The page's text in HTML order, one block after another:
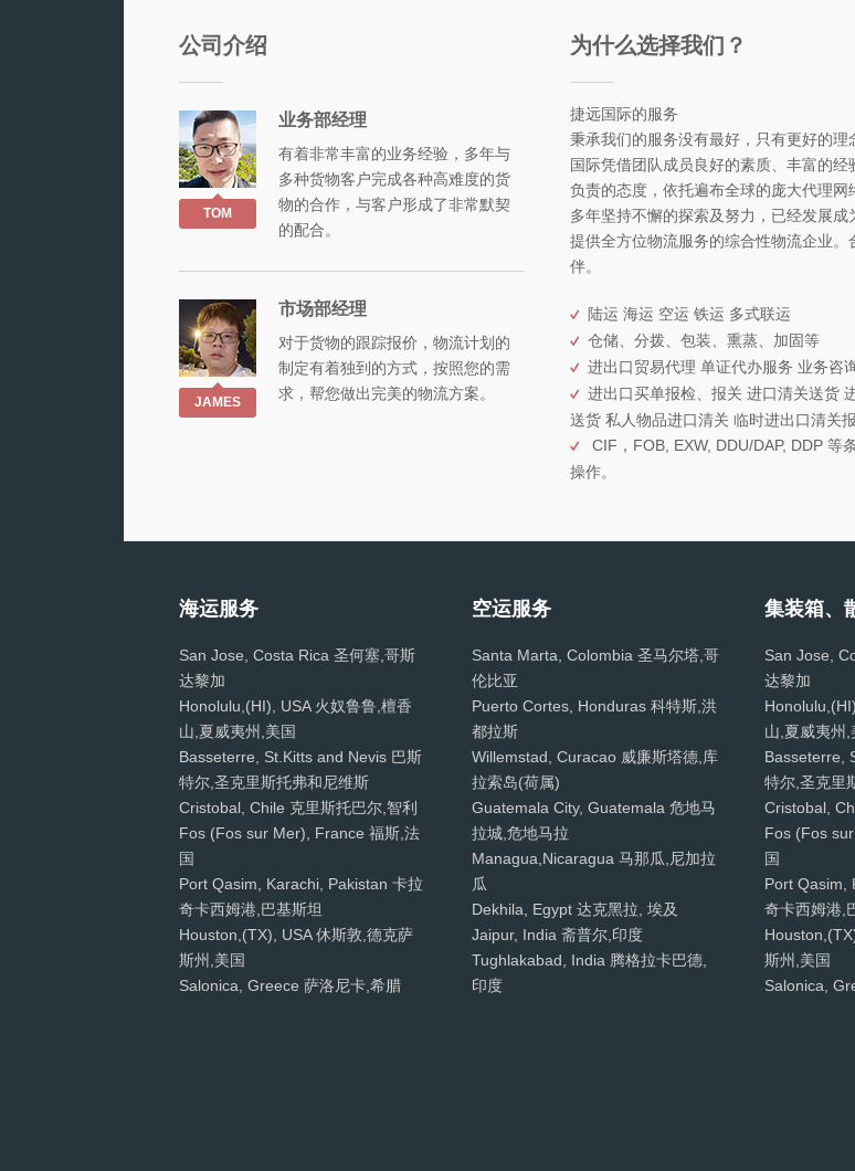
公司介绍
TOM
业务部经理
有着非常丰富的业务经验，多年与
多种货物客户完成各种高难度的货
物的合作，与客户形成了非常默契
的配合。
JAMES
市场部经理
对于货物的跟踪报价，物流计划的
制定有着独到的方式，按照您的需
求，帮您做出完美的物流方案。
为什么选择我们？
捷远国际的服务
秉承我们的服务没有最好，只有更好的理
国际凭借团队成员良好的素质、丰富的经
负责的态度，依托遍布全球的庞大代理网
多年坚持不懈的探索及努力，已经发展成
提供全方位物流服务的综合性物流企业。
伴。
陆运 海运 空运 铁运 多式联运
仓储、分拨、包装、熏蒸、加固等
进出口贸易代理 单证代办服务 业务咨
进出口买单报检、报关 进口清关送货
送货 私人物品进口清关 临时进出口清关
CIF，FOB, EXW, DDU/DAP, DDP 等
操作。
海运服务
San Jose, Costa Rica 圣何塞,哥斯
达黎加
Honolulu,(HI), USA 火奴鲁鲁,檀香
山,夏威夷州,美国
Basseterre, St.Kitts and Nevis 巴斯
特尔,圣克里斯托弗和尼维斯
Cristobal, Chile 克里斯托巴尔,智利
Fos (Fos sur Mer), France 福斯,法
国
Port Qasim, Karachi, Pakistan 卡拉
奇卡西姆港,巴基斯坦
Houston,(TX), USA 休斯敦,德克萨
斯州,美国
Salonica, Greece 萨洛尼卡,希腊
空运服务
Santa Marta, Colombia 圣马尔塔,哥
伦比亚
Puerto Cortes, Honduras 科特斯,洪
都拉斯
Willemstad, Curacao 威廉斯塔德,库
拉索岛(荷属)
Guatemala City, Guatemala 危地马
拉城,危地马拉
Managua,Nicaragua 马那瓜,尼加拉
瓜
Dekhila, Egypt 达克黑拉, 埃及
Jaipur, India 斋普尔,印度
Tughlakabad, India 腾格拉卡巴德,
印度
集装箱、
San Jose,
达黎加
山,夏威夷州,
Basseterre,
特尔,圣克里
Cristobal,
Fos (Fos
国
Port Qasim,
奇卡西姆港,
斯州,美国
Salonica,